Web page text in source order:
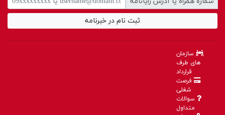
ثبت نام در خبرنامه
سازمان
های طرف
قرارداد
فرصت
شغلی
سوالات
متداول